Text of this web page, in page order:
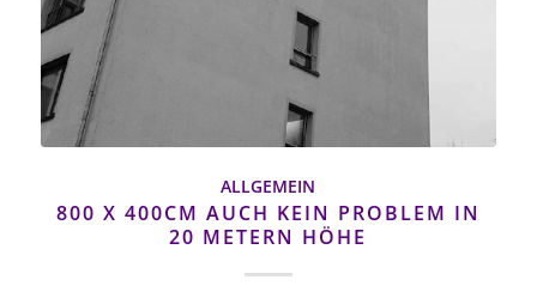
ALLGEMEIN
800 X 400CM AUCH KEIN PROBLEM IN
20 METERN HÖHE